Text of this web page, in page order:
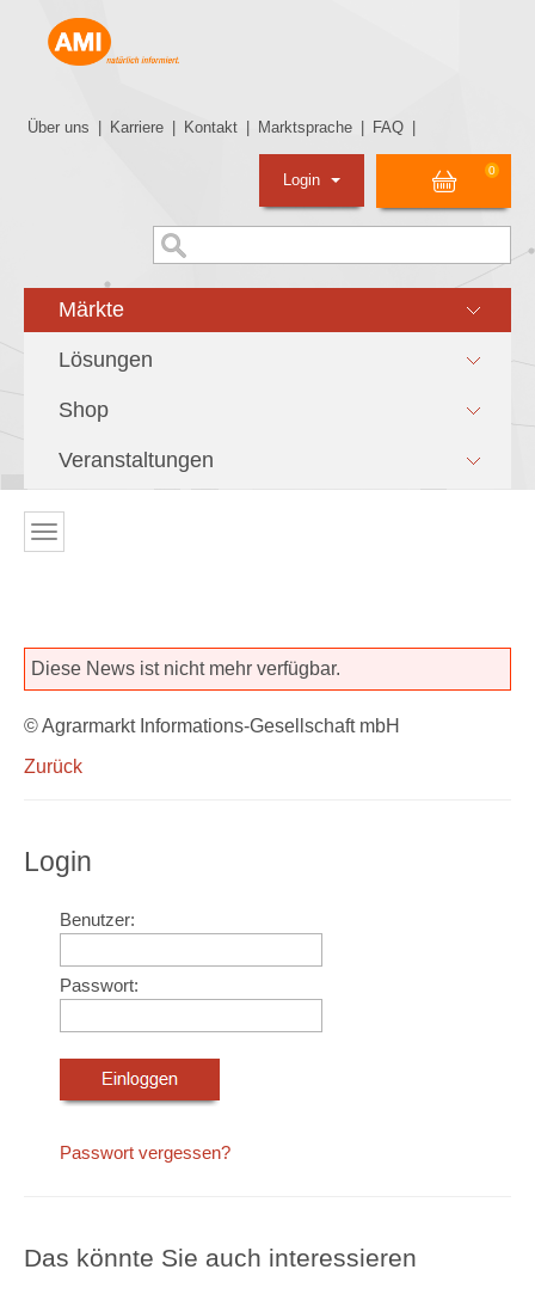
Über uns Karriere Kontakt Marktsprache FAQ
0
Login
Märkte
Lösungen
Shop
Veranstaltungen
Diese News ist nicht mehr verfügbar.
© Agrarmarkt Informations-Gesellschaft mbH
Zurück
Login
Benutzer:
Passwort:
Passwort vergessen?
Das könnte Sie auch interessieren